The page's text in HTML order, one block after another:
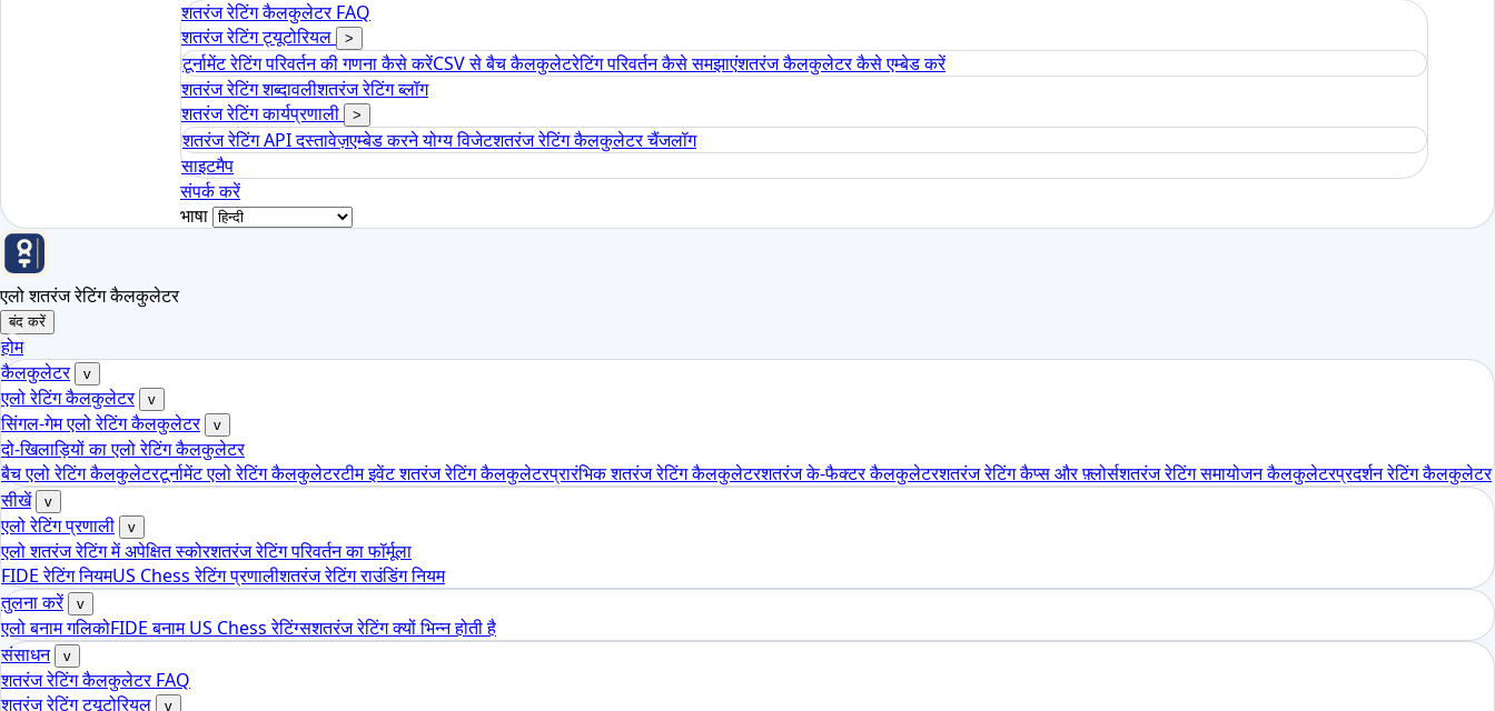
शतरंज रेटिंग कैलकुलेटर FAQ
शतरंज रेटिंग ट्यूटोरियल
>
टूर्नामेंट रेटिंग परिवर्तन की गणना कैसे करेंCSV से बैच कैलकुलेटरेटिंग परिवर्तन कैसे समझाएंशतरंज कैलकुलेटर कैसे एम्बेड करें
शतरंज रेटिंग शब्दावलीशतरंज रेटिंग ब्लॉग
शतरंज रेटिंग कार्यप्रणाली
>
शतरंज रेटिंग API दस्तावेज़एम्बेड करने योग्य विजेटशतरंज रेटिंग कैलकुलेटर चैंजलॉग
साइटमैप
संपर्क करें
भाषा
एलो शतरंज रेटिंग कैलकुलेटर
बंद करें
होम
कैलकुलेटर
v
एलो रेटिंग कैलकुलेटर v
सिंगल-गेम एलो रेटिंग कैलकुलेटर v
दो-खिलाड़ियों का एलो रेटिंग कैलकुलेटर
बैच एलो रेटिंग कैलकुलेटरटूर्नामेंट एलो रेटिंग कैलकुलेटरटीम इवेंट शतरंज रेटिंग कैलकुलेटरप्रारंभिक शतरंज रेटिंग कैलकुलेटरशतरंज के-फैक्टर कैलकुलेटरशतरंज रेटिंग कैप्स और फ़्लोर्सशतरंज रेटिंग समायोजन कैलकुलेटरप्रदर्शन रेटिंग कैलकुलेटर
सीखें
v
एलो रेटिंग प्रणाली v
एलो शतरंज रेटिंग में अपेक्षित स्कोरशतरंज रेटिंग परिवर्तन का फॉर्मूला
FIDE रेटिंग नियमUS Chess रेटिंग प्रणालीशतरंज रेटिंग राउंडिंग नियम
तुलना करें
v
एलो बनाम गलिकोFIDE बनाम US Chess रेटिंग्सशतरंज रेटिंग क्यों भिन्न होती है
संसाधन
v
शतरंज रेटिंग कैलकुलेटर FAQ
शतरंज रेटिंग ट्यूटोरियल
v